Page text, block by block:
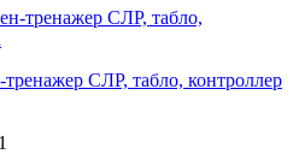
СЛР, табло, контроллер